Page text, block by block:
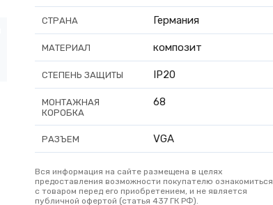
СТРАНА Германия
МАТЕРИАЛ композит
СТЕПЕНЬ ЗАЩИТЫ IP20
МОНТАЖНАЯ
КОРОБКА
68
РАЗЪЕМ VGA
Вся информация на сайте размещена в целях
предоставления возможности покупателю ознакомиться
с товаром перед его приобретением, и не является
публичной офертой (статья 437 ГК РФ).